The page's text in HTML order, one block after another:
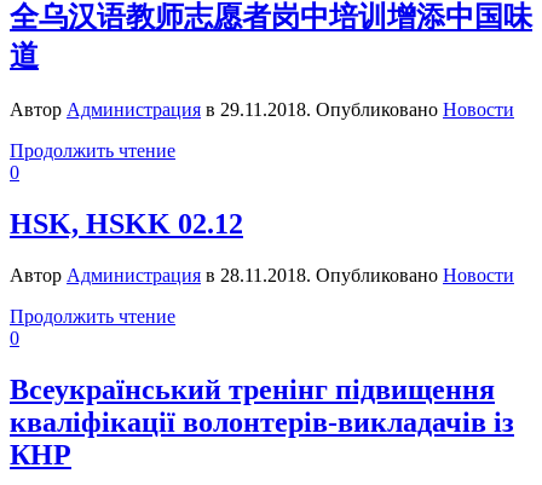
全乌汉语教师志愿者岗中培训增添中国味
道
Автор Администрация в 29.11.2018. Опубликовано Новости
Продолжить чтение
0
HSK, HSKK 02.12
Автор Администрация в 28.11.2018. Опубликовано Новости
Продолжить чтение
0
Всеукраїнський тренінг підвищення
кваліфікації волонтерів-викладачів із
КНР